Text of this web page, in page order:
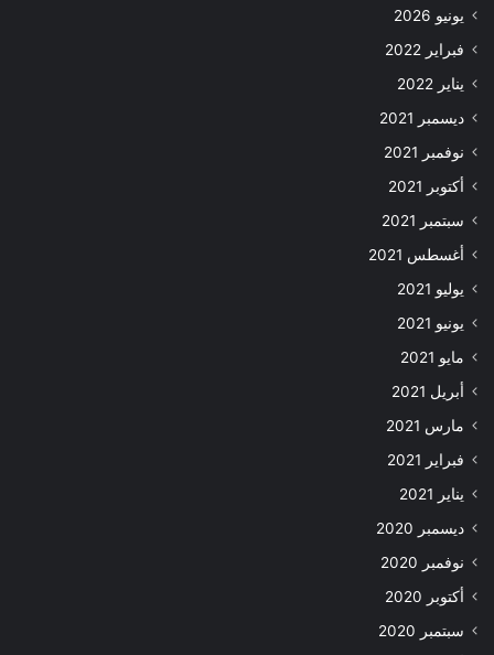
يونيو 2026
فبراير 2022
يناير 2022
ديسمبر 2021
نوفمبر 2021
أكتوبر 2021
سبتمبر 2021
أغسطس 2021
يوليو 2021
يونيو 2021
مايو 2021
أبريل 2021
مارس 2021
فبراير 2021
يناير 2021
ديسمبر 2020
نوفمبر 2020
أكتوبر 2020
سبتمبر 2020